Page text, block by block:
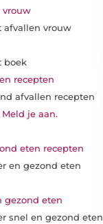
vrouw
afvallen vrouw
boek
recepten
afvallen recepten
je aan.
eten recepten
en gezond eten
gezond eten
snel en gezond eten